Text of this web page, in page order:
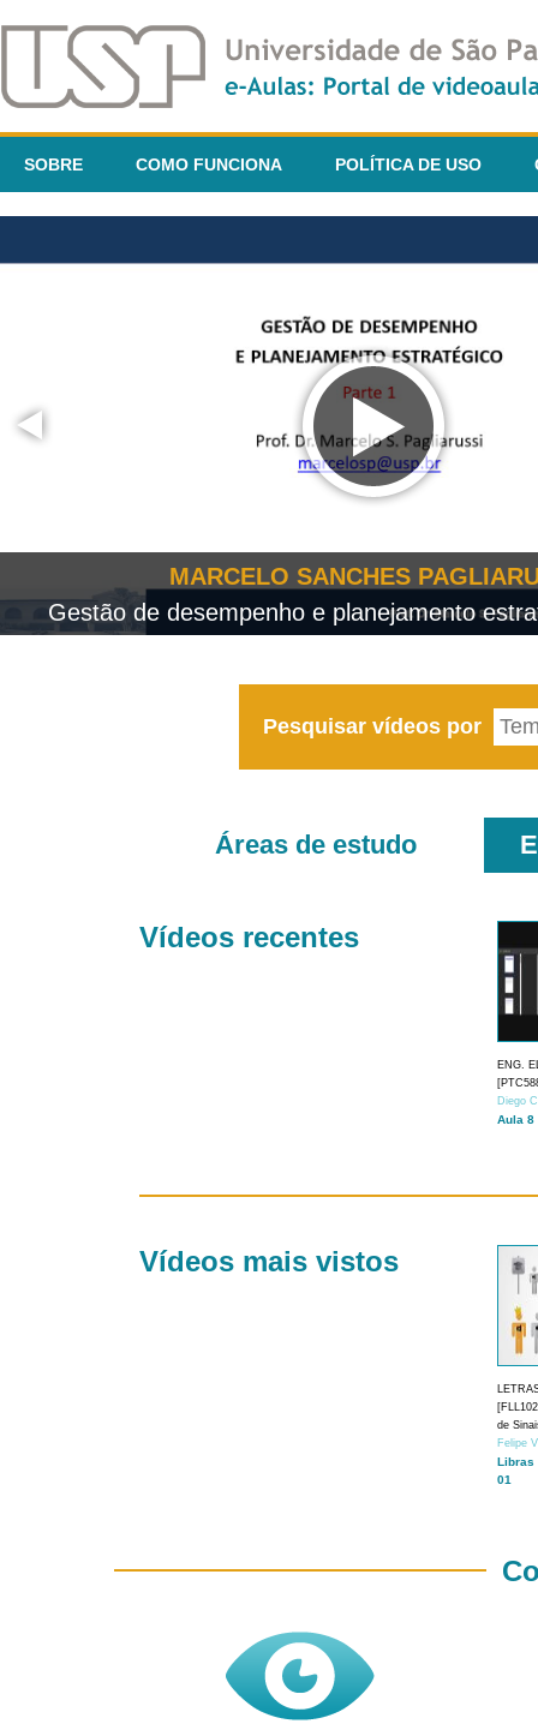
SOBRE COMO FUNCIONA POLÍTICA DE USO
MARCELO SANCHES
Gestão de desempenho e planejamento
Pesquisar vídeos por
Áreas de estudo
Vídeos recentes
ENG.
Diego
Aula 8
Vídeos mais vistos
de
Felipe
Libras
01